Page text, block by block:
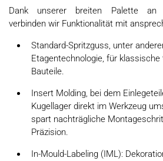
Dank unserer breiten Palette an
verbinden wir Funktionalität mit
Standard-Spritzguss, unter
Etagentechnologie, für
Bauteile.
Insert Molding, bei dem
Kugellager direkt im Werkzeug
spart nachträgliche
Präzision.
In-Mould-Labeling (IML):